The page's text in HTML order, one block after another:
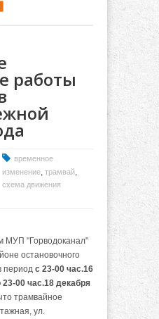
работы
временное
изменение, трамвай,
схема движения
МУП "Горводоканал"
остановочного
период с 23-00 час.16
00 час.18 декабря
трамвайное
ул.